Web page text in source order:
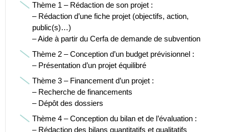
Thème 1 – Rédaction de son projet :
– Rédaction d’une fiche projet (objectifs, action,
public(s)…)
– Aide à partir du Cerfa de demande de subvention
Thème 2 – Conception d’un budget prévisionnel :
– Présentation d’un projet équilibré
Thème 3 – Financement d’un projet :
– Recherche de financements
– Dépôt des dossiers
Thème 4 – Conception du bilan et de l’évaluation :
– Rédaction des bilans quantitatifs et qualitatifs